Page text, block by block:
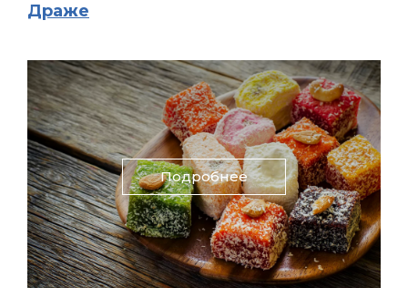
Драже
Подробнее